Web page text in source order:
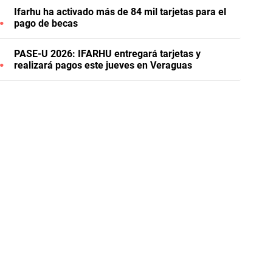
Ifarhu ha activado más de 84 mil tarjetas para el
pago de becas
PASE-U 2026: IFARHU entregará tarjetas y
realizará pagos este jueves en Veraguas